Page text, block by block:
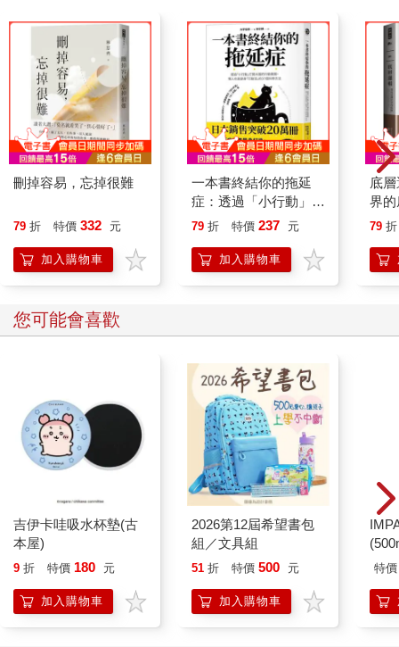
刪掉容易，忘掉很難
79 折 特價 332 元
加入購物車
一本書終結你的拖延
症：透過「小行動」打
開大腦的行動開關，懶
的37個科學方法
79 折 特價 237 元
加入購物車
底
界
79 折
您可能會喜歡
吉伊卡哇吸水杯墊(古
本屋)
9 折 特價 180 元
加入購物車
2026第12屆希望書包
組／文具組
51 折 特價 500 元
加入購物車
特價